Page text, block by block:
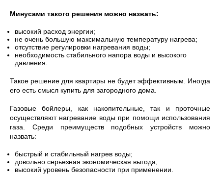
Минусами такого решения можно назвать:
высокий расход энергии;
не очень большую максимальную температуру нагрева;
отсутствие регулировки нагревания воды;
необходимость стабильного напора воды и высокого
давления.
Такое решение для квартиры не будет эффективным. Иногда
его есть смысл купить для загородного дома.
Газовые бойлеры, как накопительные, так и проточные
осуществляют нагревание воды при помощи использования
газа. Среди преимуществ подобных устройств можно
назвать:
быстрый и стабильный нагрев воды;
довольно серьезная экономическая выгода;
высокий уровень безопасности при применении.